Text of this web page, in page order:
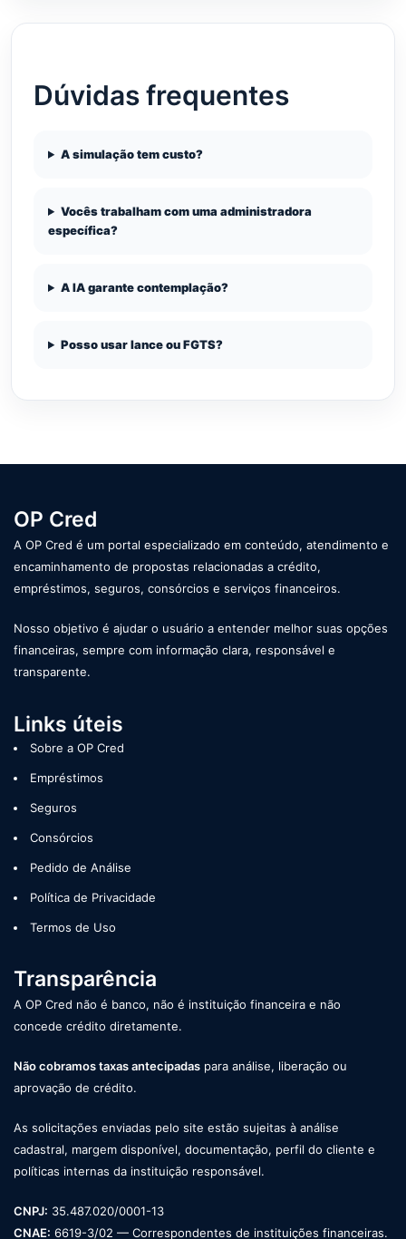
Dúvidas frequentes
A simulação tem custo?
Vocês trabalham com uma administradora
específica?
A IA garante contemplação?
Posso usar lance ou FGTS?
OP Cred
A OP Cred é um portal especializado em conteúdo, atendimento e
encaminhamento de propostas relacionadas a crédito,
empréstimos, seguros, consórcios e serviços financeiros.
Nosso objetivo é ajudar o usuário a entender melhor suas opções
financeiras, sempre com informação clara, responsável e
transparente.
Links úteis
Sobre a OP Cred
Empréstimos
Seguros
Consórcios
Pedido de Análise
Política de Privacidade
Termos de Uso
Transparência
A OP Cred não é banco, não é instituição financeira e não
concede crédito diretamente.
Não cobramos taxas antecipadas para análise, liberação ou
aprovação de crédito.
As solicitações enviadas pelo site estão sujeitas à análise
cadastral, margem disponível, documentação, perfil do cliente e
políticas internas da instituição responsável.
CNPJ: 35.487.020/0001-13
CNAE: 6619-3/02 — Correspondentes de instituições financeiras.